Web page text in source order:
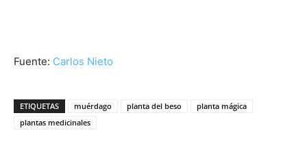
Fuente: Carlos Nieto
ETIQUETAS muérdago planta del beso
planta mágica
plantas medicinales